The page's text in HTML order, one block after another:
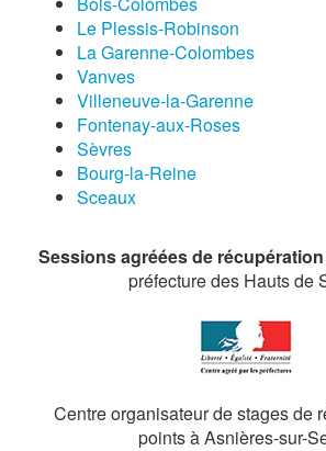
Le Plessis-Robinson
La Garenne-Colombes
Vanves
Villeneuve-la-Garenne
Fontenay-aux-Roses
Sèvres
Bourg-la-Reine
Sceaux
Sessions agréées de
préfecture des Hauts de
Centre organisateur de stages de
points à Asnières-sur-